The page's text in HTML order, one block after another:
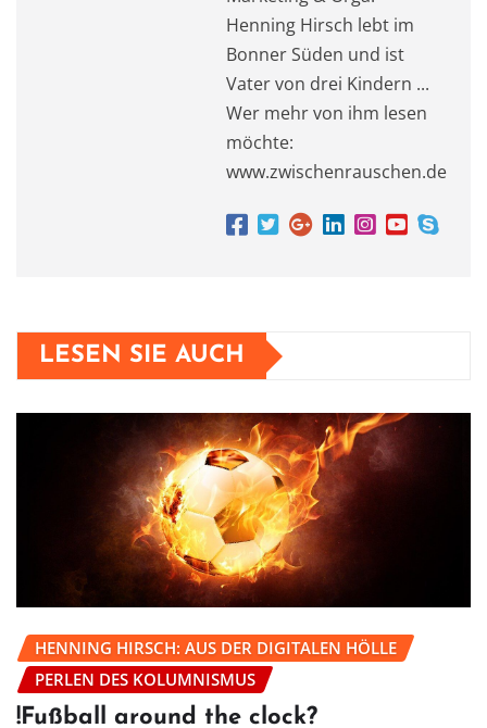
Henning Hirsch lebt im
Bonner Süden und ist
Vater von drei Kindern ...
Wer mehr von ihm lesen
möchte:
www.zwischenrauschen.de
LESEN SIE AUCH
HENNING HIRSCH: AUS DER DIGITALEN HÖLLE
PERLEN DES KOLUMNISMUS
!Fußball around the clock?